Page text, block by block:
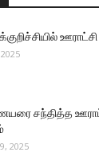
சந்தித்த
2025